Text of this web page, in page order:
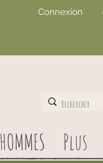
Connexion
HOMMES Plus